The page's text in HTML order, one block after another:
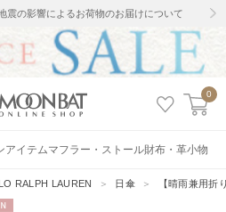
震の影響によるお荷物のお届けについて
0
アイテムマフラー・ストール財布・革小物
RALPH LAUREN ＞ 日傘 ＞ 【晴雨兼用